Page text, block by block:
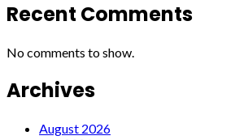
Recent Comments
No comments to show.
Archives
August 2026